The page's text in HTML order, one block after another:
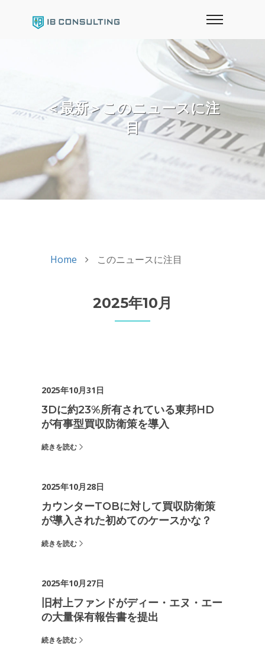
＜最新＞このニュースに注
目
Home このニュースに注目
2025年10月
2025年10月31日
3Dに約23%所有されている東邦HD
が有事型買収防衛策を導入
続きを読む
2025年10月28日
カウンターTOBに対して買収防衛策
が導入された初めてのケースかな？
続きを読む
2025年10月27日
旧村上ファンドがディー・エヌ・エー
の大量保有報告書を提出
続きを読む